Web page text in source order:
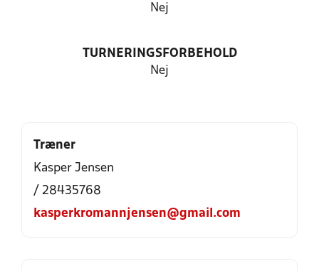
Nej
TURNERINGSFORBEHOLD
Nej
Træner
Kasper Jensen
/ 28435768
kasperkromannjensen@gmail.com